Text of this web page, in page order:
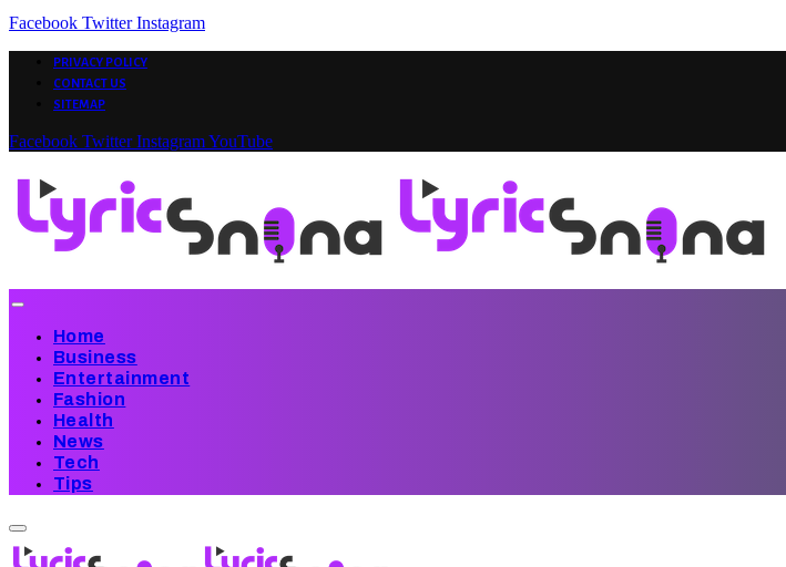
Facebook Twitter Instagram
PRIVACY POLICY
CONTACT US
SITEMAP
Facebook Twitter InstagramYouTube
Home
Business
Entertainment
Fashion
Health
News
Tech
Tips